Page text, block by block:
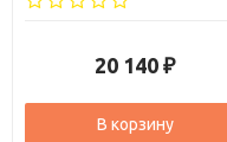
20 140 ₽
В корзину